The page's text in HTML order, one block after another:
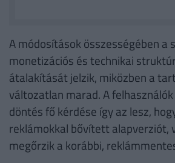
A módosítások összességében a
monetizációs és technikai
átalakítását jelzik, miközben a
változatlan marad. A
döntés fő kérdése így az lesz,
reklámokkal bővített alapverziót,
megőrzik a korábbi,